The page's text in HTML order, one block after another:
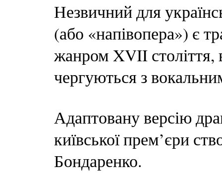
Незвичний для
(або «напівопера») є
жанром XVII століття,
чергуються з
Адаптовану версію
київської прем’єри
Бондаренко.